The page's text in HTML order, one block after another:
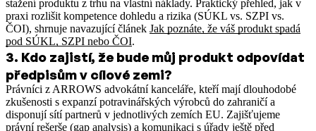
stažení produktu z trhu na vlastní náklady. Praktický přehled, jak v
praxi rozlišit kompetence dohledu a rizika (SÚKL vs. SZPI vs.
ČOI), shrnuje navazující článek Jak poznáte, že váš produkt spadá
pod SÚKL, SZPI nebo ČOI.
3. Kdo zajistí, že bude můj produkt odpovídat
předpisům v cílové zemi?
Právníci z ARROWS advokátní kanceláře, kteří mají dlouhodobé
zkušenosti s expanzí potravinářských výrobců do zahraničí a
disponují sítí partnerů v jednotlivých zemích EU. Zajišťujeme
právní rešerše (gap analysis) a komunikaci s úřady ještě před